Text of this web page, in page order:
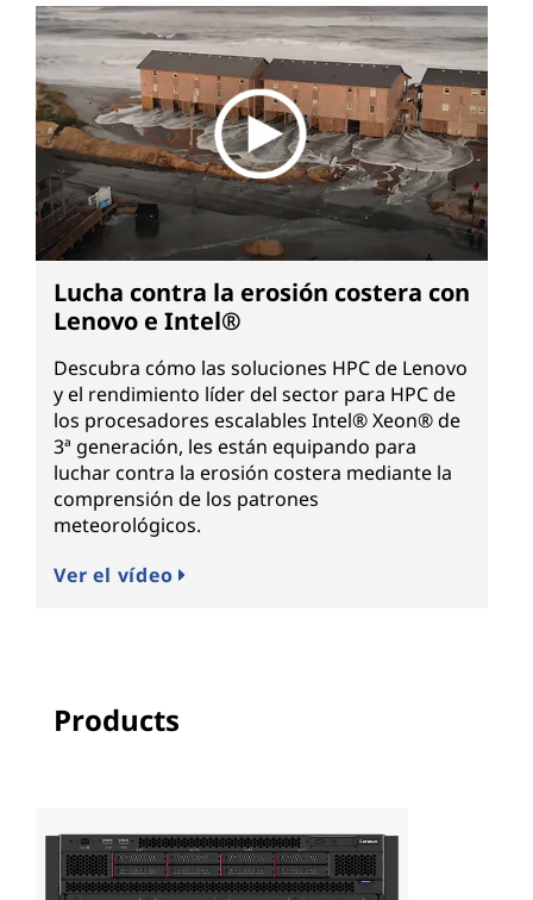
Lucha contra la erosión costera con
Lenovo e Intel®
Descubra cómo las soluciones HPC de Lenovo
y el rendimiento líder del sector para HPC de
los procesadores escalables Intel® Xeon® de
3ª generación, les están equipando para
luchar contra la erosión costera mediante la
comprensión de los patrones
meteorológicos.
Ver el vídeo
Products